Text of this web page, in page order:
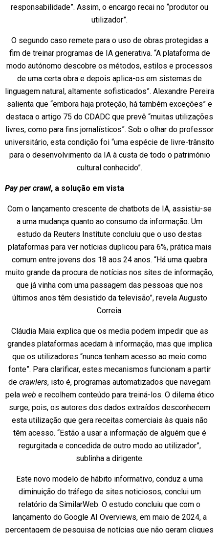
responsabilidade”. Assim, o encargo recai no “produtor ou
utilizador”.
O segundo caso remete para o uso de obras protegidas a
fim de treinar programas de IA generativa. “A plataforma de
modo autónomo descobre os métodos, estilos e processos
de uma certa obra e depois aplica-os em sistemas de
linguagem natural, altamente sofisticados”. Alexandre Pereira
salienta que “embora haja proteção, há também exceções” e
destaca o artigo 75 do CDADC que prevê “muitas utilizações
livres, como para fins jornalísticos”. Sob o olhar do professor
universitário, esta condição foi “uma espécie de livre-trânsito
para o desenvolvimento da IA à custa de todo o património
cultural conhecido”.
Pay per crawl, a solução em vista
Com o lançamento crescente de chatbots de IA, assistiu-se
a uma mudança quanto ao consumo da informação. Um
estudo da Reuters Institute concluiu que o uso destas
plataformas para ver notícias duplicou para 6%, prática mais
comum entre jovens dos 18 aos 24 anos. “Há uma quebra
muito grande da procura de notícias nos sites de informação,
que já vinha com uma passagem das pessoas que nos
últimos anos têm desistido da televisão”, revela Augusto
Correia.
Cláudia Maia explica que os media podem impedir que as
grandes plataformas acedam à informação, mas que implica
que os utilizadores “nunca tenham acesso ao meio como
fonte”. Para clarificar, estes mecanismos funcionam a partir
de crawlers, isto é, programas automatizados que navegam
pela web e recolhem conteúdo para treiná-los. O dilema ético
surge, pois, os autores dos dados extraídos desconhecem
esta utilização que gera receitas comerciais às quais não
têm acesso. “Estão a usar a informação de alguém que é
regurgitada e concedida de outro modo ao utilizador”,
sublinha a dirigente.
Este novo modelo de hábito informativo, conduz a uma
diminuição do tráfego de sites noticiosos, conclui um
relatório da SimilarWeb. O estudo concluiu que com o
lançamento do Google AI Overviews, em maio de 2024, a
percentagem de pesquisa de notícias que não geram cliques